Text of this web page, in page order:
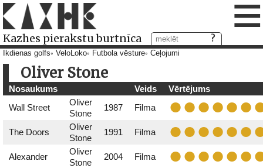
Kazhes pierakstu burtnīca ≡
Ikdienas golfs VeloLoko Futbola vēsture Ceļojumi
Oliver Stone
Nosaukums Veids
Vērtējums
Wall Street
Oliver
Stone
1987 Filma
The Doors
Oliver
Stone
1991 Filma
Alexander
Oliver
Stone
2004 Filma